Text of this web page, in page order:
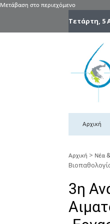
Μετάβαση στο περιεχόμενο
Τετάρτη, 5
Αρχική
Αρχική > Νέα
3η